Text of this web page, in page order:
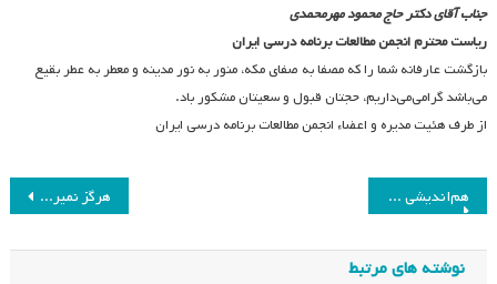
جناب آقای دکتر حاج محمود مهرمحمدی
ریاست محترم انجمن مطالعات برنامه درسی ایران
بازگشت عارفانه شما را که مصفا به صفای مکه، منور به نور مدینه و معطر به عطر بقیع
می‌باشد گرامی‌می‌داریم، حجتان قبول و سعیتان مشکور باد.
از طرف هئیت مدیره و اعضاء انجمن مطالعات برنامه درسی ایران
راهبری
نوشته
هرگز نمیرد آنکه دلش زنده شد به عشق هم‌اندیشی در باب تشکیل سیگ برنامه درسی و فرهنگ
نوشته های مرتبط